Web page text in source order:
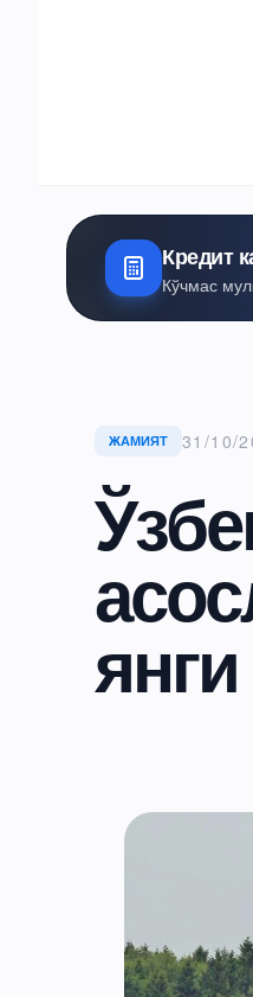
Кредит
Кўчмас
ЖАМИЯТ 31/10/